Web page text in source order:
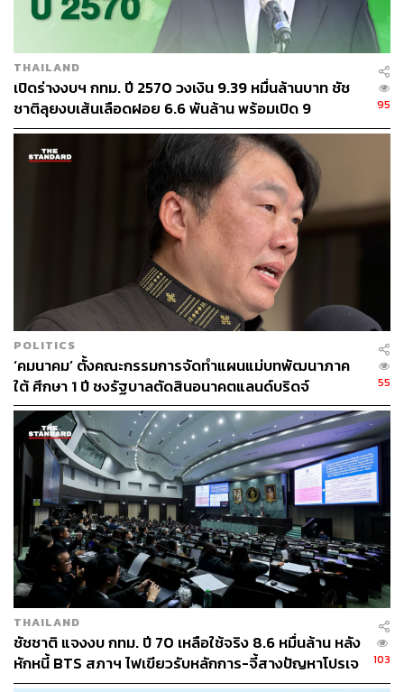
อากาศเย็นถึงหนาวในตอนเช้า
อุณหภูมิต่ำสุด 15-19 องศาเซลเซียส
อุณหภูมิสูงสุด 30-32 องศาเซลเซียส
ลมตะวันออกเฉียงเหนือ ความเร็ว 10-20 กม./ชม.
▪️ภาคตะวันออก
อากาศเย็นในตอนเช้า
อุณหภูมิต่ำสุด 16-22 องศาเซลเซียส
อุณหภูมิสูงสุด 31-34 องศาเซลเซียส
ลมตะวันออกเฉียงเหนือ ความเร็ว 15-35 กม./ชม.
ทะเลมีคลื่นสูงประมาณ 1 เมตร ห่างฝั่งคลื่นสูง 1-2
เมตร
▪️ภาคใต้ (ฝั่งตะวันออก)
ทางตอนบนของภาคมีอากาศเย็นในตอนเช้าโดยมีฝน
ฟ้าคะนอง ร้อยละ 30 ของพื้นที่ ส่วนมากบริเวณจังหวัด
สุราษฎร์ธานี, นครศรีธรรมราช, พัทลุง, สงขลา,
ปัตตานี, ยะลา และนราธิวาส
อุณหภูมิต่ำสุด 18-24 องศาเซลเซียส อุณหภูมิสูงสุด 30-
33 องศาเซลเซียส
ตั้งแต่จังหวัดนครศรีธรรมราชขึ้นมา: ลมตะวันออก
เฉียงเหนือ ความเร็ว 15-35 กม./ชม. ทะเลมีคลื่นสูง 1-2
เมตร บริเวณที่มีฝนฟ้าคะนองคลื่นสูงมากกว่า 2 เมตร
ตั้งแต่จังหวัดสงขลาลงไป: ลมตะวันออกเฉียงเหนือ
ความเร็ว 20-35 กม./ชม. ทะเลมีคลื่นสูงประมาณ 2
เมตร บริเวณที่มีฝนฟ้าคะนองคลื่นสูงมากกว่า 2 เมตร
THAILAND
เปิดร่างงบฯ กทม. ปี 2570 วงเงิน 9.39 หมื่นล้านบาท ชัช
ชาติลุยงบเส้นเลือดฝอย 6.6 พันล้าน พร้อมเปิด 9
ยุทธศาสตร์พัฒนาเมือง
95
POLITICS
‘คมนาคม’ ตั้งคณะกรรมการจัดทำแผนแม่บทพัฒนาภาค
ใต้ ศึกษา 1 ปี ชงรัฐบาลตัดสินอนาคตแลนด์บริดจ์
55
THAILAND
ชัชชาติ แจงงบ กทม. ปี 70 เหลือใช้จริง 8.6 หมื่นล้าน หลัง
หักหนี้ BTS สภาฯ ไฟเขียวรับหลักการ-จี้สางปัญหาโปรเจ
กต์ล่าช้า
103